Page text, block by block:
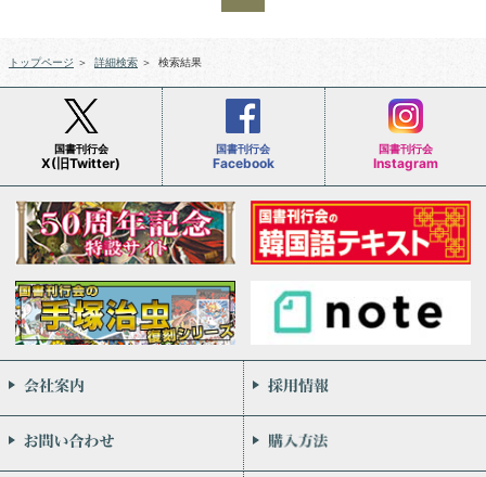
トップページ ＞ 詳細検索 ＞ 検索結果
国書刊行会
X(旧Twitter)
国書刊行会
Facebook
国書刊行会
Instagram
会社案内
お問い合わせ